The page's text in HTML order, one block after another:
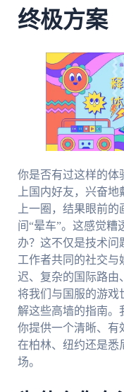
终极方案
你是否有过这样的体
上国内好友，兴奋
上一圈，结果眼前
间“晕车”。这感觉糟
办？这不仅是技术问
工作者共同的社交与
迟、复杂的国际路由
将我们与国服的游戏
解这些高墙的指南。
你提供一个清晰、有
在柏林、纽约还是悉
场。